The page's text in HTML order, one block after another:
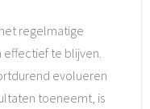
regelmatige
te blijven.
evolueren
toeneemt, is